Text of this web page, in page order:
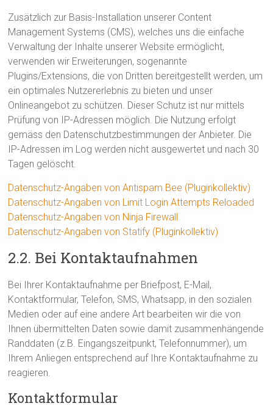
Zusätzlich zur Basis-Installation unserer Content
Management Systems (CMS), welches uns die einfache
Verwaltung der Inhalte unserer Website ermöglicht,
verwenden wir Erweiterungen, sogenannte
Plugins/Extensions, die von Dritten bereitgestellt werden, um
ein optimales Nutzererlebnis zu bieten und unser
Onlineangebot zu schützen. Dieser Schutz ist nur mittels
Prüfung von IP-Adressen möglich. Die Nutzung erfolgt
gemäss den Datenschutzbestimmungen der Anbieter. Die
IP-Adressen im Log werden nicht ausgewertet und nach 30
Tagen gelöscht.
Datenschutz-Angaben von Antispam Bee (Pluginkollektiv)
Datenschutz-Angaben von Limit Login Attempts Reloaded
Datenschutz-Angaben von Ninja Firewall
Datenschutz-Angaben von Statify (Pluginkollektiv)
2.2. Bei Kontaktaufnahmen
Bei Ihrer Kontaktaufnahme per Briefpost, E-Mail,
Kontaktformular, Telefon, SMS, Whatsapp, in den sozialen
Medien oder auf eine andere Art bearbeiten wir die von
Ihnen übermittelten Daten sowie damit zusammenhängende
Randdaten (z.B. Eingangszeitpunkt, Telefonnummer), um
Ihrem Anliegen entsprechend auf Ihre Kontaktaufnahme zu
reagieren.
Kontaktformular